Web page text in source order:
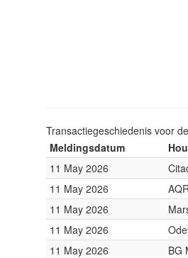
Transactiegeschiedenis voor
Meldingsdatum
11 May 2026
11 May 2026
11 May 2026
11 May 2026
11 May 2026
BG